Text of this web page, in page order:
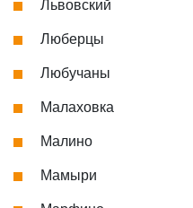
Львовский
Люберцы
Любучаны
Малаховка
Малино
Мамыри